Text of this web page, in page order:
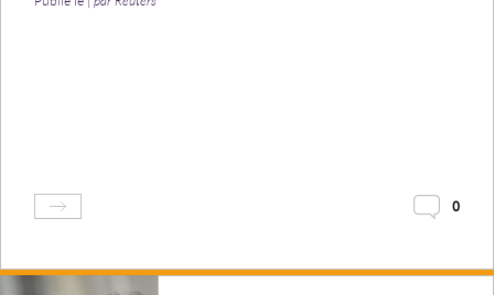
0